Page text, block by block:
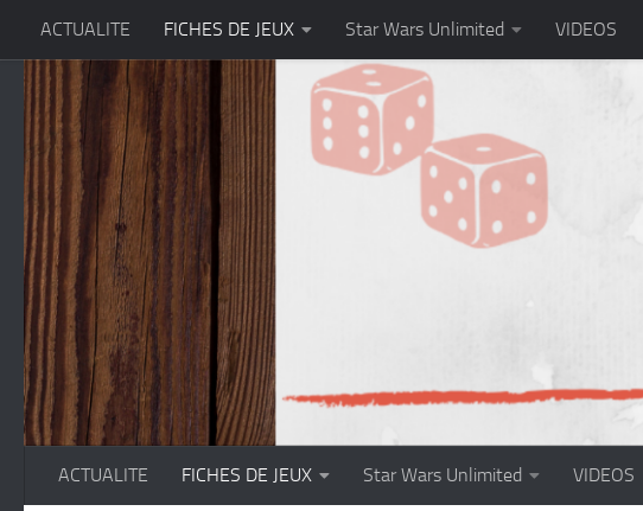
Skip to content
ACTUALITE FICHES DE JEUX Star Wars Unlimited VIDEOS
ACTUALITE FICHES DE JEUX Star Wars Unlimited VIDEOS